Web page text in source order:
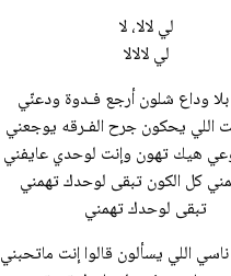
لي لالا، لا
لي لالالا
وداع شلون أرجع فـدوة ودعنّي
اللي يحكون جرح الفـرقه يوجعني
هيك تهون وإنت لوحدي عايفني
كل الكون تبقى لوحدك تهمني
تبقى لوحدك تهمني
اللي يسألون قالوا إنت ماتحبني